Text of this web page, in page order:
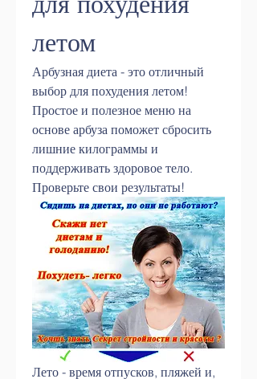
летом
Арбузная диета - это отличный
выбор для похудения летом!
Простое и полезное меню на
основе арбуза поможет сбросить
лишние килограммы и
поддерживать здоровое тело.
Проверьте свои результаты!
Лето - время отпусков, пляжей и,